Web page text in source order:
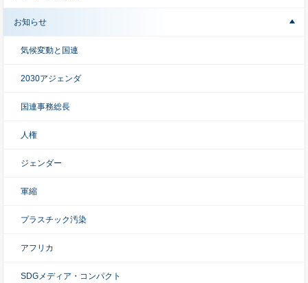
お知らせ
気候変動と国連
2030アジェンダ
国連事務総長
人権
ジェンダー
軍縮
プラスチック汚染
アフリカ
SDGメディア・コンパクト